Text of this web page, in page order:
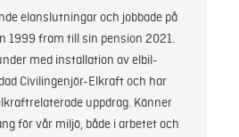
elanslutningar och jobbade på
1999 fram till sin pension 2021.
med installation av elbil-
Civilingenjör-Elkraft och har
uppdrag. Känner
för vår miljö, både i arbetet och